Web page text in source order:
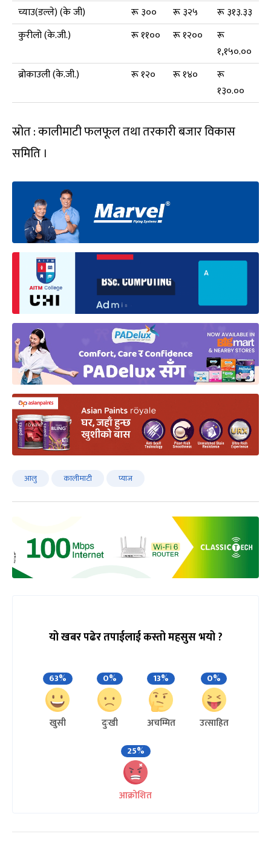
च्याउ(डल्ले) (के जी)
रू ३०० रू ३२५
रू ३१३.३३
कुरीलो (के.जी.)
रू ११०० रू १२००
रू
१,१५०.००
ब्रोकाउली (के.जी.)
रू १२० रू १४०
रू
१३०.००
स्रोत : कालीमाटी फलफूल तथा तरकारी बजार विकास
समिति ।
आलु कालीमाटी प्याज
यो खबर पढेर तपाईलाई कस्तो महसुस भयो ?
63%
खुसी
0%
दुःखी
13%
अचम्मित
0%
उत्साहित
25%
आक्रोशित